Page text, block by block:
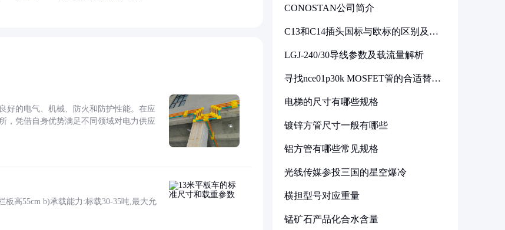
好的电气、机械、防火和防护性能。在应
，凭借自身优势满足不同领域对电力供应
板高55cm b)承载能力:标载30-35吨,最大允
CONOSTAN公司简介
C13和C14插头国标与欧标的区别及其
LGJ-240/30导线参数及载流量解析
寻找nce01p30k MOSFET管的合适替代
电梯的尺寸有哪些规格
镀锌方管尺寸一般有哪些
铝方管有哪些常见规格
光线传媒参投三国的星空爆冷
横担型号对应重量
锰矿石产品化合水含量